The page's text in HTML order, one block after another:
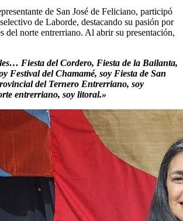
de San José de Feliciano, participó
de Laborde, destacando su pasión por
del norte entrerriano. Al abrir su presentación,
Fiesta del Cordero, Fiesta de la Bailanta,
Festival del Chamamé, soy Fiesta de San
del Ternero Entrerriano, soy
entrerriano, soy litoral.»